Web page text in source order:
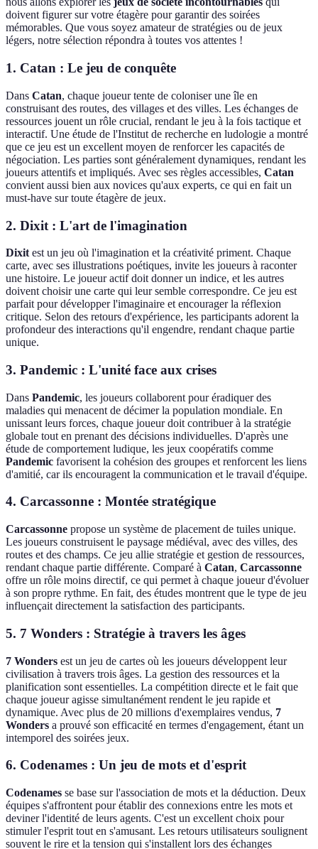
doivent figurer sur votre étagère pour garantir des soirées
mémorables. Que vous soyez amateur de stratégies ou de jeux
légers, notre sélection répondra à toutes vos attentes !
1. Catan : Le jeu de conquête
Dans Catan, chaque joueur tente de coloniser une île en
construisant des routes, des villages et des villes. Les échanges de
ressources jouent un rôle crucial, rendant le jeu à la fois tactique et
interactif. Une étude de l'Institut de recherche en ludologie a montré
que ce jeu est un excellent moyen de renforcer les capacités de
négociation. Les parties sont généralement dynamiques, rendant les
joueurs attentifs et impliqués. Avec ses règles accessibles, Catan
convient aussi bien aux novices qu'aux experts, ce qui en fait un
must-have sur toute étagère de jeux.
2. Dixit : L'art de l'imagination
Dixit est un jeu où l'imagination et la créativité priment. Chaque
carte, avec ses illustrations poétiques, invite les joueurs à raconter
une histoire. Le joueur actif doit donner un indice, et les autres
doivent choisir une carte qui leur semble correspondre. Ce jeu est
parfait pour développer l'imaginaire et encourager la réflexion
critique. Selon des retours d'expérience, les participants adorent la
profondeur des interactions qu'il engendre, rendant chaque partie
unique.
3. Pandemic : L'unité face aux crises
Dans Pandemic, les joueurs collaborent pour éradiquer des
maladies qui menacent de décimer la population mondiale. En
unissant leurs forces, chaque joueur doit contribuer à la stratégie
globale tout en prenant des décisions individuelles. D'après une
étude de comportement ludique, les jeux coopératifs comme
Pandemic favorisent la cohésion des groupes et renforcent les liens
d'amitié, car ils encouragent la communication et le travail d'équipe.
4. Carcassonne : Montée stratégique
Carcassonne propose un système de placement de tuiles unique.
Les joueurs construisent le paysage médiéval, avec des villes, des
routes et des champs. Ce jeu allie stratégie et gestion de ressources,
rendant chaque partie différente. Comparé à Catan, Carcassonne
offre un rôle moins directif, ce qui permet à chaque joueur d'évoluer
à son propre rythme. En fait, des études montrent que le type de jeu
influençait directement la satisfaction des participants.
5. 7 Wonders : Stratégie à travers les âges
7 Wonders est un jeu de cartes où les joueurs développent leur
civilisation à travers trois âges. La gestion des ressources et la
planification sont essentielles. La compétition directe et le fait que
chaque joueur agisse simultanément rendent le jeu rapide et
dynamique. Avec plus de 20 millions d'exemplaires vendus, 7
Wonders a prouvé son efficacité en termes d'engagement, étant un
intemporel des soirées jeux.
6. Codenames : Un jeu de mots et d'esprit
Codenames se base sur l'association de mots et la déduction. Deux
équipes s'affrontent pour établir des connexions entre les mots et
deviner l'identité de leurs agents. C'est un excellent choix pour
stimuler l'esprit tout en s'amusant. Les retours utilisateurs soulignent
souvent le rire et la tension qui s'installent lors des échanges